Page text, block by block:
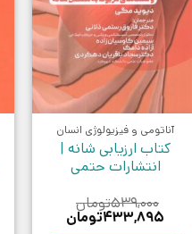
آناتومی و فیزیولوژی انسان
کتاب ارزیابی شانه |
انتشارات حتمی
۵۳۹,۰۰۰تومان
قیمت
۴۳۳,۸۹۵تومانقیمت